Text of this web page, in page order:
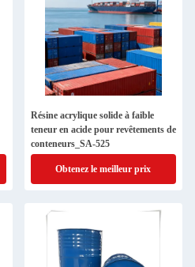
Résine acrylique solide à faible
teneur en acide pour revêtements de
conteneurs_SA-525
Obtenez le meilleur prix